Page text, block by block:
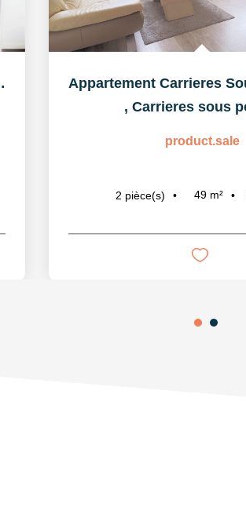
72 m2
, Carrieres sous
product.sale
2 pièce(s) 49 m²